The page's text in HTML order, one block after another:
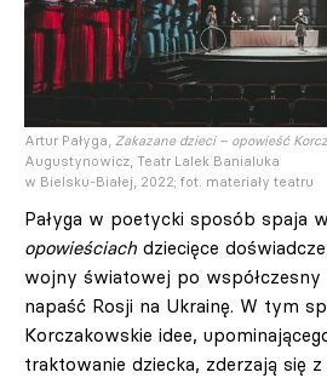
Artur Pałyga, Zakazane dzieci – opowieść
Augustynowicz, Teatr Lalek Banialuka
w Bielsku-Białej, 2022; fot. materiały teatru
Pałyga w poetycki sposób spaja w
opowieściach dziecięce
wojny światowej po
napaść Rosji na Ukrainę. W tym
Korczakowskie idee,
traktowanie dziecka, zderzają się